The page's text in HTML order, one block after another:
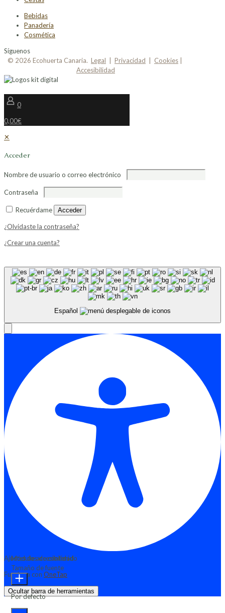
Bebidas
Panadería
Cosmética
Síguenos
© 2026 Ecohuerta Canaria. Legal Privacidad Cookies
Accesibilidad
0
0,00€
✕
Acceder
Nombre de usuario o correo electrónico
Contraseña
Recuérdame Acceder
¿Olvidaste la contraseña?
¿Crear una cuenta?
Español
Ajustes de accesibilidad
Funciona con OneTap
Ocultar barra de herramientas
Módulos de contenido
Tamaño de fuente
Por defecto